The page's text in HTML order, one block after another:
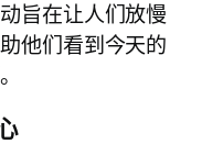
旨在让人们放慢
他们看到今天的